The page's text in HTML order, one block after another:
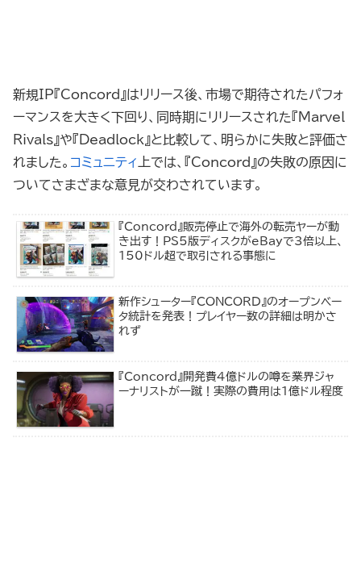
新規IP『Concord』はリリース後、市場で期待されたパフォ
ーマンスを大きく下回り、同時期にリリースされた『Marvel
Rivals』や『Deadlock』と比較して、明らかに失敗と評価さ
れました。 コミュニティ
上では、『Concord』の失敗の原因に
ついてさまざまな意見が交わされています。
『Concord』販売停止で海外の転売ヤーが動
き出す！PS5版ディスクがeBayで3倍以上、
150ドル超で取引される事態に
新作シューター『CONCORD』のオープンベー
タ統計を発表！プレイヤー数の詳細は明かさ
れず
『Concord』開発費4億ドルの噂を業界ジャ
ーナリストが一蹴！実際の費用は1億ドル程度